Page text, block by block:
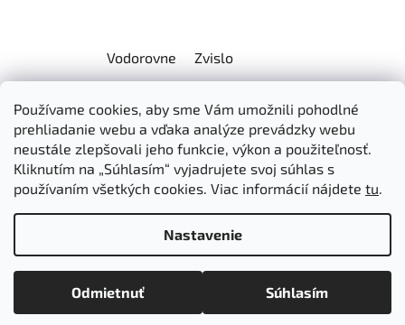
Používame cookies, aby sme Vám umožnili pohodlné
prehliadanie webu a vďaka analýze prevádzky webu
neustále zlepšovali jeho funkcie, výkon a použiteľnosť.
Kliknutím na „Súhlasím“ vyjadrujete svoj súhlas s
používaním všetkých cookies. Viac informácií nájdete tu.
Nastavenie
Odmietnuť Súhlasím
Vodorovne Zvislo
Dokumenty na stiahnutie
Moja objednávka
Obchodné podmienky Ochrana osobných údajov
Kontakty Informácie o cookies
Ošetrovanie a údržba výrobkov Ako nakupovať
Vytvoril Shoptet
Copyright 2026Mirea . Všetky práva vyhradené.
nastavenie cookies